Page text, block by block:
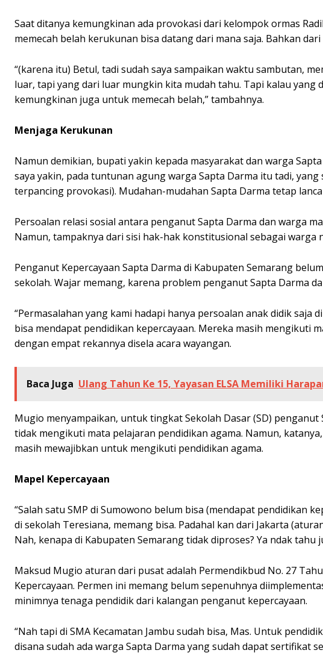
Saat ditanya kemungkinan ada provokasi dari kelompok ormas
memecah belah kerukunan bisa datang dari mana saja. Bahkan
“(karena itu) Betul, tadi sudah saya sampaikan waktu sambutan,
luar, tapi yang dari luar mungkin kita mudah tahu. Tapi kalau yang
kemungkinan juga untuk memecah belah,” tambahnya.
Menjaga Kerukunan
Namun demikian, bupati yakin kepada masyarakat dan warga
saya yakin, pada tuntunan agung warga Sapta Darma itu tadi,
terpancing provokasi). Mudahan-mudahan Sapta Darma tetap
Persoalan relasi sosial antara penganut Sapta Darma dan warga
Namun, tampaknya dari sisi hak-hak konstitusional sebagai warga
Penganut Kepercayaan Sapta Darma di Kabupaten Semarang
sekolah. Wajar memang, karena problem penganut Sapta Darma
“Permasalahan yang kami hadapi hanya persoalan anak didik saja
bisa mendapat pendidikan kepercayaan. Mereka masih mengikuti
dengan empat rekannya disela acara wayangan.
Baca Juga Ulang Tahun Ke 15, Yayasan ELSA Memiliki
Mugio menyampaikan, untuk tingkat Sekolah Dasar (SD)
tidak mengikuti mata pelajaran pendidikan agama. Namun,
masih mewajibkan untuk mengikuti pendidikan agama.
Mapel Kepercayaan
“Salah satu SMP di Sumowono belum bisa (mendapat pendidikan
di sekolah Teresiana, memang bisa. Padahal kan dari Jakarta
Nah, kenapa di Kabupaten Semarang tidak diproses? Ya ndak tahu
Maksud Mugio aturan dari pusat adalah Permendikbud No. 27
Kepercayaan. Permen ini memang belum sepenuhnya
minimnya tenaga pendidik dari kalangan penganut kepercayaan.
“Nah tapi di SMA Kecamatan Jambu sudah bisa, Mas. Untuk
disana sudah ada warga Sapta Darma yang sudah dapat sertifikat